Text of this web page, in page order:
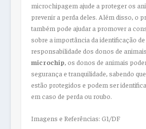
microchipagem ajude a proteger os
prevenir a perda deles. Além disso, o
também pode ajudar a promover a
sobre a importância da identificação
responsabilidade dos donos de
microchip, os donos de animais
segurança e tranquilidade, sabendo
estão protegidos e podem ser
em caso de perda ou roubo.
Imagens e Referências: G1/DF